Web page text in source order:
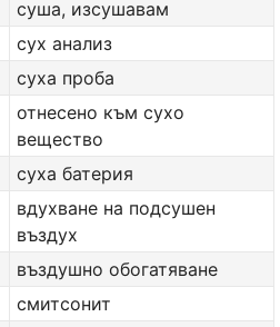
суша, изсушавам
сух анализ
суха проба
отнесено към сухо
вещество
суха батерия
вдухване на подсушен
въздух
въздушно обогатяване
смитсонит